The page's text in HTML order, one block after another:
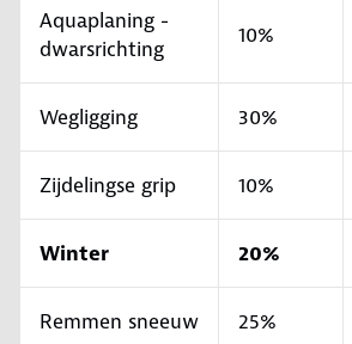
Aquaplaning -
dwarsrichting
10%
Wegligging 30%
Zijdelingse grip 10%
Winter 20%
Remmen sneeuw 25%